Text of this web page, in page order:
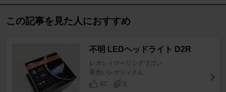
この記事を見た人におすすめ
不明 LEDヘッドライト D2R
レガシィツーリングワゴン
黄色いレガシィさん
47
0